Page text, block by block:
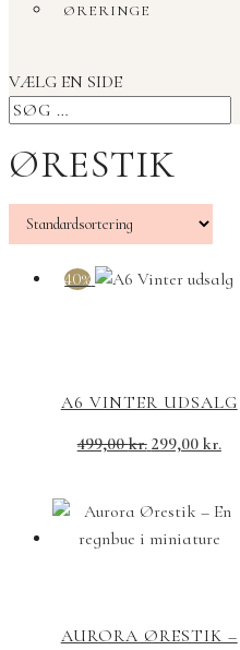
ØRERINGE
VÆLG EN SIDE
ØRESTIK
40%
A6 VINTER UDSALG
499,00kr. Den
299,00 kr.Den
AURORA ØRESTIK –